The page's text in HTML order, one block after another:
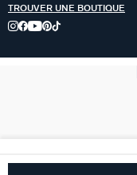
TROUVER UNE BOUTIQUE